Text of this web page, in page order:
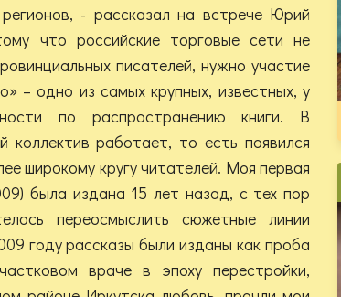
- рассказал на встрече Юрий
что российские торговые сети не
писателей, нужно участие
– одно из самых крупных, известных, у
по распространению книги. В
коллектив работает, то есть появился
широкому кругу читателей. Моя первая
была издана 15 лет назад, с тех пор
переосмыслить сюжетные линии
году рассказы были изданы как проба
враче в эпоху перестройки,